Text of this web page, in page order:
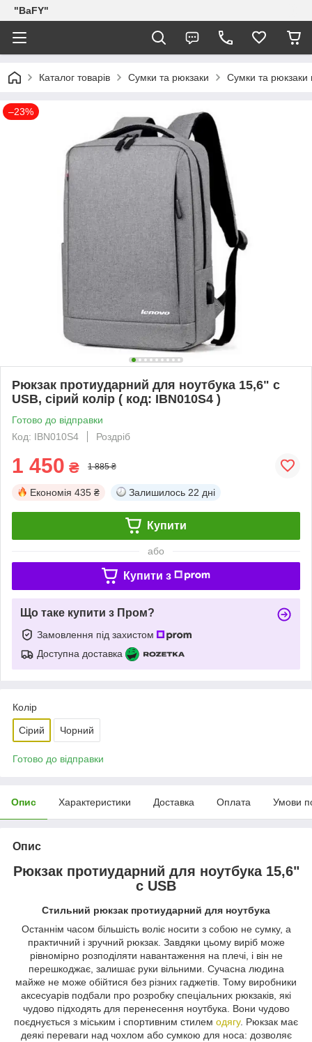
"BaFY"
Каталог товарів Сумки та рюкзаки Сумки та рюкзаки
–23%
Рюкзак протиударний для ноутбука 15,6" с
USB, сірий колір ( код: IBN010S4 )
Готово до відправки
Код: IBN010S4
Роздріб
1 450 ₴ 1 885 ₴
Економія 435 ₴ Залишилось 22 дні
Купити
або
Купити з
Що таке купити з Пром?
Замовлення під захистом
Доступна доставка
Колір
Сірий Чорний
Готово до відправки
Опис Характеристики Доставка Оплата Умови
Опис
Рюкзак протиударний для ноутбука 15,6"
с USB
Стильний рюкзак протиударний для ноутбука
Останнім часом більшість воліє носити з собою не сумку, а
практичний і зручний рюкзак. Завдяки цьому виріб може
рівномірно розподіляти навантаження на плечі, і він не
перешкоджає, залишає руки вільними. Сучасна людина
майже не може обійтися без різних гаджетів. Тому виробники
аксесуарів подбали про розробку спеціальних рюкзаків, які
чудово підходять для перенесення ноутбука. Вони чудово
поєднується з міським і спортивним стилем одягу. Рюкзак має
деякі переваги над чохлом або сумкою для носа: дозволяє